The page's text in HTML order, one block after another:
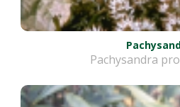
Pachysandra